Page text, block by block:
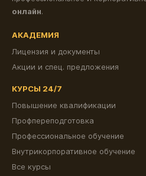
онлайн.
АКАДЕМИЯ
Лицензия и документы
Акции и спец. предложения
КУРСЫ 24/7
Повышение квалификации
Профпереподготовка
Профессиональное обучение
Внутрикорпоративное обучение
Все курсы